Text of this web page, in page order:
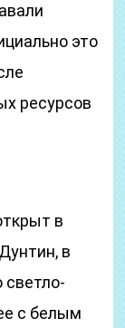
это
ресурсов
в
в
светло-
с белым